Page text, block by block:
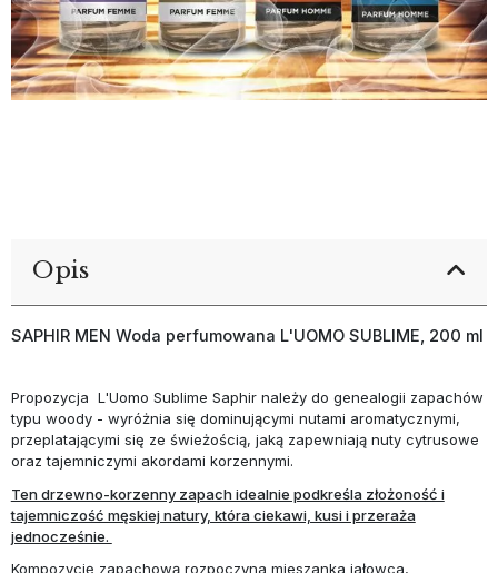
Opis
SAPHIR MEN Woda perfumowana L'UOMO SUBLIME, 200 ml
Propozycja L'Uomo Sublime Saphir należy do genealogii zapachów
typu woody - wyróżnia się dominującymi nutami aromatycznymi,
przeplatającymi się ze świeżością, jaką zapewniają nuty cytrusowe
oraz tajemniczymi akordami korzennymi.
Ten drzewno-korzenny zapach idealnie podkreśla złożoność i
tajemniczość męskiej natury, która ciekawi, kusi i przeraża
jednocześnie.
Kompozycję zapachową rozpoczyna mieszanka jałowca,